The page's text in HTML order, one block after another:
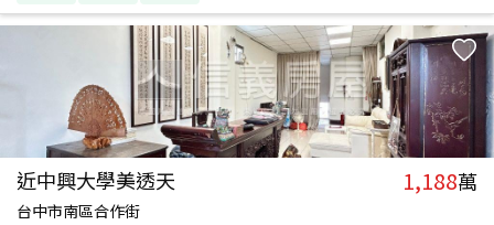
近中興大學美透天 1,188萬
台中市南區合作街